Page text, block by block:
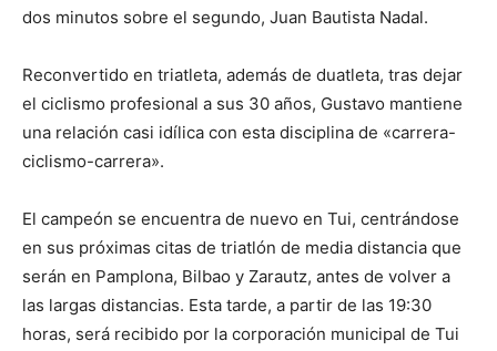
dos minutos sobre el segundo, Juan Bautista Nadal.
Reconvertido en triatleta, además de duatleta, tras dejar
el ciclismo profesional a sus 30 años, Gustavo mantiene
una relación casi idílica con esta disciplina de «carrera-
ciclismo-carrera».
El campeón se encuentra de nuevo en Tui, centrándose
en sus próximas citas de triatlón de media distancia que
serán en Pamplona, Bilbao y Zarautz, antes de volver a
las largas distancias. Esta tarde, a partir de las 19:30
horas, será recibido por la corporación municipal de Tui